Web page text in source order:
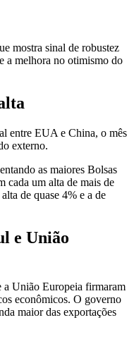
mostra sinal de robustez
a melhora no otimismo do
entre EUA e China, o mês
externo.
as maiores Bolsas
cada um alta de mais de
de quase 4% e a de
e União
a União Europeia firmaram
econômicos. O governo
maior das exportações